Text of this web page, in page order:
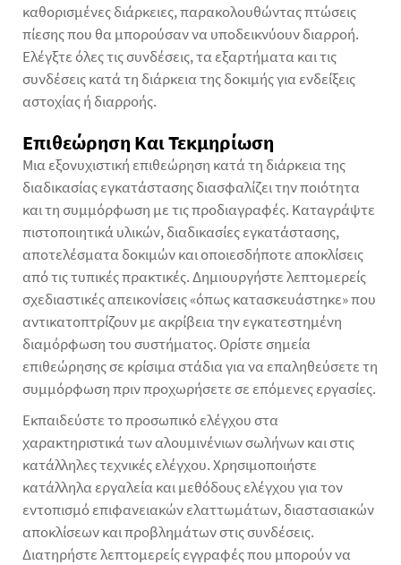
καθορισμένες διάρκειες, παρακολουθώντας πτώσεις
πίεσης που θα μπορούσαν να υποδεικνύουν διαρροή.
Ελέγξτε όλες τις συνδέσεις, τα εξαρτήματα και τις
συνδέσεις κατά τη διάρκεια της δοκιμής για ενδείξεις
αστοχίας ή διαρροής.
Επιθεώρηση Και Τεκμηρίωση
Μια εξονυχιστική επιθεώρηση κατά τη διάρκεια της
διαδικασίας εγκατάστασης διασφαλίζει την ποιότητα
και τη συμμόρφωση με τις προδιαγραφές. Καταγράψτε
πιστοποιητικά υλικών, διαδικασίες εγκατάστασης,
αποτελέσματα δοκιμών και οποιεσδήποτε αποκλίσεις
από τις τυπικές πρακτικές. Δημιουργήστε λεπτομερείς
σχεδιαστικές απεικονίσεις «όπως κατασκευάστηκε» που
αντικατοπτρίζουν με ακρίβεια την εγκατεστημένη
διαμόρφωση του συστήματος. Ορίστε σημεία
επιθεώρησης σε κρίσιμα στάδια για να επαληθεύσετε τη
συμμόρφωση πριν προχωρήσετε σε επόμενες εργασίες.
Εκπαιδεύστε το προσωπικό ελέγχου στα
χαρακτηριστικά των αλουμινένιων σωλήνων και στις
κατάλληλες τεχνικές ελέγχου. Χρησιμοποιήστε
κατάλληλα εργαλεία και μεθόδους ελέγχου για τον
εντοπισμό επιφανειακών ελαττωμάτων, διαστασιακών
αποκλίσεων και προβλημάτων στις συνδέσεις.
Διατηρήστε λεπτομερείς εγγραφές που μπορούν να